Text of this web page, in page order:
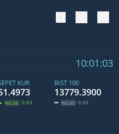
10:01:04
KUR
%0.06 0.03
BIST 100
13779.3900
%0.00 0.00